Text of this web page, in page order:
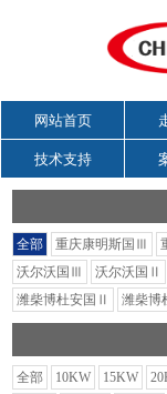
网站首页
技术支持
全部 重庆康明斯国Ⅲ
沃尔沃国Ⅲ
沃尔沃国Ⅱ
潍柴博杜安国Ⅱ
潍柴博
全部 10KW 15KW